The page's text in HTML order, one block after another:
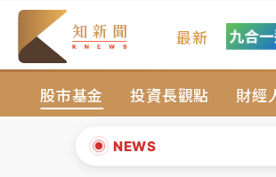
最新
股市基金 投資長觀點 財經
NEWS
台積電殺35元、台股跌
中信慈善基金會想增加董
故宮《龍藏經》特展第2檔